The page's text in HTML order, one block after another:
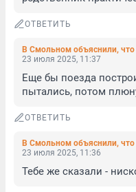
ОТВЕТИТЬ
23 июля 2025, 11:37
Еще бы поезда
пытались, потом
ОТВЕТИТЬ
23 июля 2025, 11:36
Тебе же сказали -